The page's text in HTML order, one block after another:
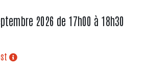
2026 de 17h00 à 18h30